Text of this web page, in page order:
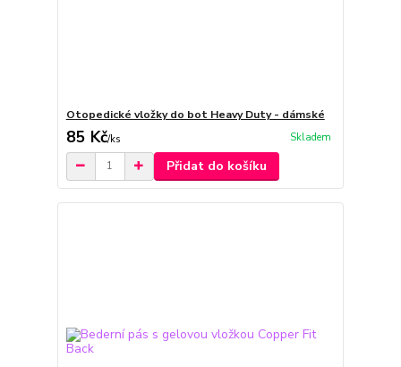
Otopedické vložky do bot Heavy Duty - dámské
85 Kč/ks Skladem
Přidat do košíku